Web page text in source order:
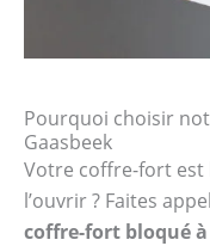
Pourquoi choisir
Gaasbeek
Votre coffre-fort est
l’ouvrir ? Faites
coffre-fort bloqué à